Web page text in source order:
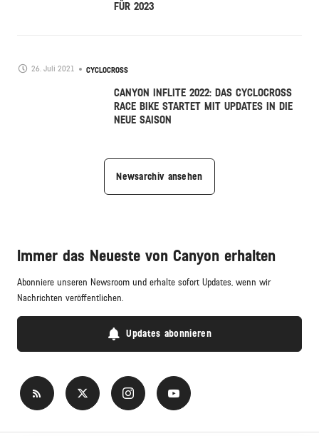
FÜR 2023
26. Juli 2021 CYCLOCROSS
CANYON INFLITE 2022: DAS CYCLOCROSS
RACE BIKE STARTET MIT UPDATES IN DIE
NEUE SAISON
Newsarchiv ansehen
Immer das Neueste von Canyon erhalten
Abonniere unseren Newsroom und erhalte sofort Updates, wenn wir
Nachrichten veröffentlichen.
Updates abonnieren